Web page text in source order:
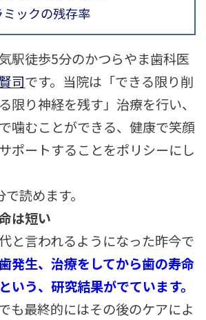
ックの残存率
駅徒歩5分のかつらやま歯科医
司です。当院は「できる限り削
限り神経を残す」治療を行い、
噛むことができる、健康で笑顔
ポートすることをポリシーにし
読めます。
は短い
と言われるようになった昨今で
発生、治療をしてから歯の寿命
いう、研究結果がでています。
も最終的にはその後のケアによ